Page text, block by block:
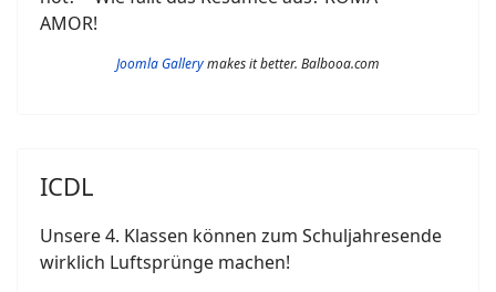
AMOR!
Joomla Gallerymakes it better. Balbooa.com
ICDL
Unsere 4. Klassen können zum Schuljahresende
wirklich Luftsprünge machen!